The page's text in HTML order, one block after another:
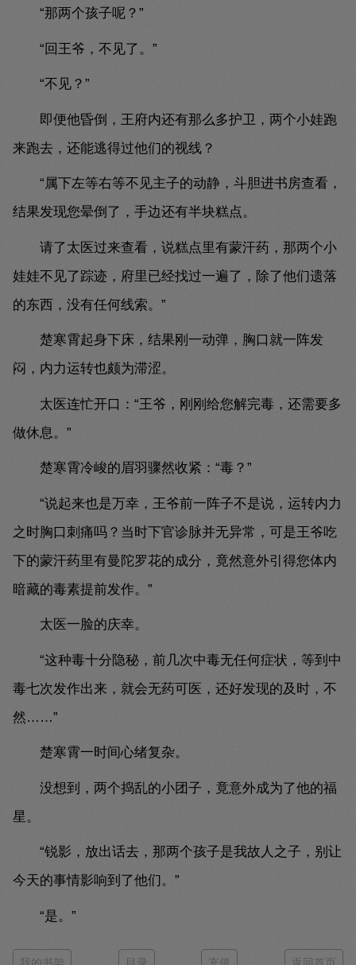
“那两个孩子呢？”
“回王爷，不见了。”
“不见？”
即便他昏倒，王府内还有那么多护卫，两个小娃跑
来跑去，还能逃得过他们的视线？
“属下左等右等不见主子的动静，斗胆进书房查看，
结果发现您晕倒了，手边还有半块糕点。
请了太医过来查看，说糕点里有蒙汗药，那两个小
娃娃不见了踪迹，府里已经找过一遍了，除了他们遗落
的东西，没有任何线索。”
楚寒霄起身下床，结果刚一动弹，胸口就一阵发
闷，内力运转也颇为滞涩。
太医连忙开口：“王爷，刚刚给您解完毒，还需要多
做休息。”
楚寒霄冷峻的眉羽骤然收紧：“毒？”
“说起来也是万幸，王爷前一阵子不是说，运转内力
之时胸口刺痛吗？当时下官诊脉并无异常，可是王爷吃
下的蒙汗药里有曼陀罗花的成分，竟然意外引得您体内
暗藏的毒素提前发作。”
太医一脸的庆幸。
“这种毒十分隐秘，前几次中毒无任何症状，等到中
毒七次发作出来，就会无药可医，还好发现的及时，不
然……”
楚寒霄一时间心绪复杂。
没想到，两个捣乱的小团子，竟意外成为了他的福
星。
“锐影，放出话去，那两个孩子是我故人之子，别让
今天的事情影响到了他们。”
“是。”